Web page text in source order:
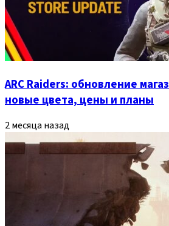
ARC Raiders: обновление
новые цвета, цены и планы
2 месяца назад